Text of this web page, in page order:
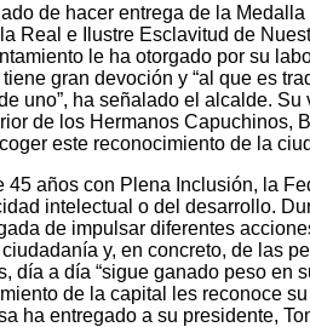
de hacer entrega de la
Real e Ilustre Esclavitud de
le ha otorgado por su
gran devoción y “al que es
uno”, ha señalado el alcalde.
de los Hermanos Capuchinos,
este reconocimiento de la
45 años con Plena Inclusión, la
intelectual o del desarrollo.
de impulsar diferentes
y, en concreto, de las
día a día “sigue ganado peso en
de la capital les reconoce
ha entregado a su presidente,